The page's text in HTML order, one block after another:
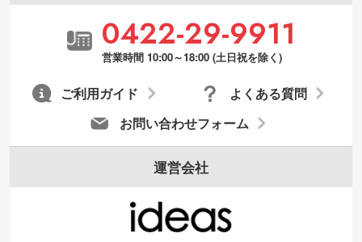
0422-29-9911
営業時間 10:00～18:00 (土日祝を除く)
お問い合わせフォーム
よくある質問
ご利用ガイド
運営会社